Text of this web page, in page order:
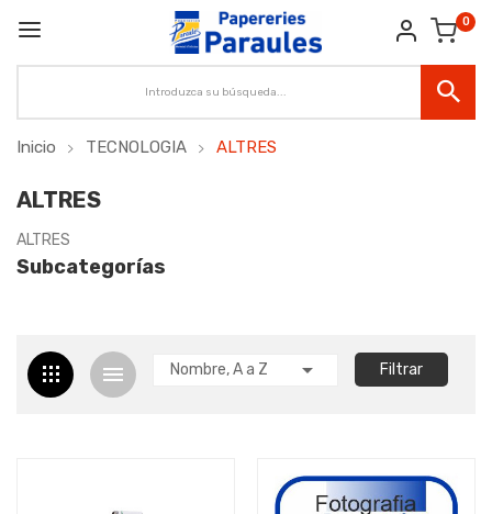
0
Inicio TECNOLOGIA ALTRES
ALTRES
ALTRES
Subcategorías
Nombre, A a Z  Filtrar